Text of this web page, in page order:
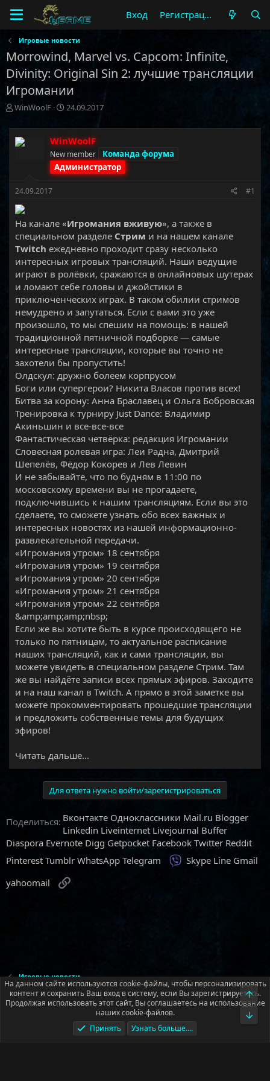
Вход Регистрация
Игровые новости
Morrowind, Marvel vs. Capcom: Infinite,
Divinity: Original Sin 2: лучшие трансляции
Игромании
А
т
о
р
ы
WinWoolF
Д
т
а
н
а
ч
24.09.2017
WinWoolF
New member
Команда форума
Администратор
24.09.2017 #1
На канале «Игромания вживую», а также в
специальном разделе Стрим и на нашем канале
Twitch ежедневно проходит сразу несколько
интересных игровых трансляций. Наши ведущие
играют в ролёвки, сражаются в онлайновых шутерах
и ломают себе головы и джойстики в
приключенческих играх. В таком обилии стримов
немудрено и запутаться. Если с вами это уже
произошло, то мы спешим на помощь: в нашей
традиционной пятничной подборке — самые
интересные трансляции, которые вы точно не
захотели бы пропустить!
Олдскул: дружно болеем корпрусом
Боги или супергерои? Никита Власов против всех!
Битва за корону: Анна Браславец и Ольга Бобровская
Тренировка к турниру Just Dance: Владимир
Акиньшин и все-все-все
Фантастическая четвёрка: редакция Игромании
Словесная ролевая игра: Леи Радна, Дмитрий
Шепелёв, Фёдор Кокорев и Лев Левин
И не забывайте, что по будням в 11:00 по
московскому времени вы не прогадаете,
подключившись к нашим трансляциям. Если вы это
сделаете, то сможете узнать обо всех важных и
интересных новостях из нашей информационно-
развлекательной передачи.
«Игромания утром» 18 сентября
«Игромания утром» 19 сентября
«Игромания утром» 20 сентября
«Игромания утром» 21 сентября
«Игромания утром» 22 сентября
&amp;amp;amp;nbsp;
Если же вы хотите быть в курсе происходящего не
только по пятницам, то актуальное расписание
наших трансляций, как и сами трансляции, вы
можете увидеть в специальном разделе Стрим. Там
же вы найдёте записи всех прямых эфиров. Заходите
и на наш канал в Twitch. А прямо в этой заметке вы
можете прокомментировать прошедшие трансляции
и предложить собственные темы для будущих
эфиров!​
Читать дальше...
Для ответа нужно войти/зарегистрироваться
Поделиться: Вконтакте Одноклассники Mail.ru Blogger
Linkedin Liveinternet Livejournal Buffer
Diaspora Evernote Digg Getpocket Facebook Twitter Reddit
Pinterest Tumblr WhatsApp Telegram Viber
Skype Line Gmail
yahoomail
Игровые новости
Русский (RU)
Условия и правила
Политика конфиденциальности
Помощь
На данном сайте используются cookie-файлы, чтобы персонализировать
контент и сохранить Ваш вход в систему, если Вы зарегистрируетесь.
Продолжая использовать этот сайт, Вы соглашаетесь на использование
наших cookie-файлов.
Принять
Узнать больше....
Верх
Низ